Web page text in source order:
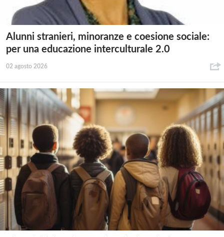
Alunni stranieri, minoranze e coesione sociale:
per una educazione interculturale 2.0
02 agosto 2026